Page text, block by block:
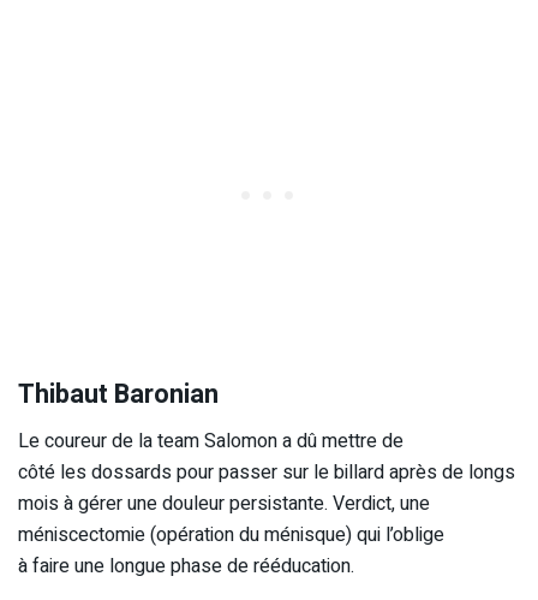
Thibaut Baronian
Le coureur de la team Salomon a dû mettre de
côté les dossards pour passer sur le billard après de longs
mois à gérer une douleur persistante. Verdict, une
méniscectomie (opération du ménisque) qui l’oblige
à faire une longue phase de rééducation.